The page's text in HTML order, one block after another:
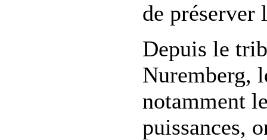
de préserver
Depuis le
Nuremberg,
notamment
puissances,